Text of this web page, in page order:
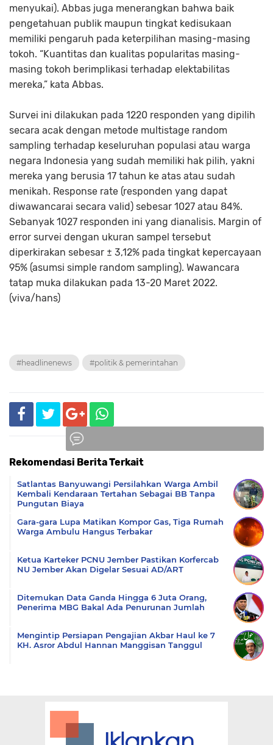
menyukai). Abbas juga menerangkan bahwa baik
pengetahuan publik maupun tingkat kedisukaan
memiliki pengaruh pada keterpilihan masing-masing
tokoh. “Kuantitas dan kualitas popularitas masing-
masing tokoh berimplikasi terhadap elektabilitas
mereka,” kata Abbas.
Survei ini dilakukan pada 1220 responden yang dipilih
secara acak dengan metode multistage random
sampling terhadap keseluruhan populasi atau warga
negara Indonesia yang sudah memiliki hak pilih, yakni
mereka yang berusia 17 tahun ke atas atau sudah
menikah. Response rate (responden yang dapat
diwawancarai secara valid) sebesar 1027 atau 84%.
Sebanyak 1027 responden ini yang dianalisis. Margin of
error survei dengan ukuran sampel tersebut
diperkirakan sebesar ± 3,12% pada tingkat kepercayaan
95% (asumsi simple random sampling). Wawancara
tatap muka dilakukan pada 13-20 Maret 2022.
(viva/hans)
#headlinenews #politik & pemerintahan
Rekomendasi Berita Terkait
Satlantas Banyuwangi Persilahkan Warga Ambil
Kembali Kendaraan Tertahan Sebagai BB Tanpa
Pungutan Biaya
Gara-gara Lupa Matikan Kompor Gas, Tiga Rumah
Warga Ambulu Hangus Terbakar
Ketua Karteker PCNU Jember Pastikan Korfercab
NU Jember Akan Digelar Sesuai AD/ART
Ditemukan Data Ganda Hingga 6 Juta Orang,
Penerima MBG Bakal Ada Penurunan Jumlah
Mengintip Persiapan Pengajian Akbar Haul ke 7
KH. Asror Abdul Hannan Manggisan Tanggul